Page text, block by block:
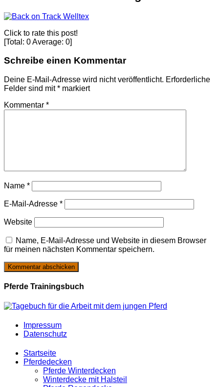
Click to rate this post!
[Total: 0Average: 0]
Schreibe einen Kommentar
Deine E-Mail-Adresse wird nicht veröffentlicht. Erforderliche
Felder sind mit* markiert
Kommentar *
Name *
E-Mail-Adresse *
Website
Name, E-Mail-Adresse und Website in diesem Browser
für meinen nächsten Kommentar speichern.
Pferde Trainingsbuch
Impressum
Datenschutz
Startseite
Pferdedecken
Pferde Winterdecken
Winterdecke mit Halsteil